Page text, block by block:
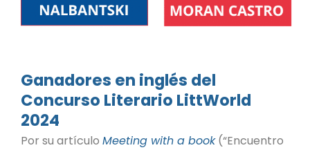
Ganadores en inglés del
Concurso Literario LittWorld
2024
Por su artículo Meeting with a book(“Encuentro